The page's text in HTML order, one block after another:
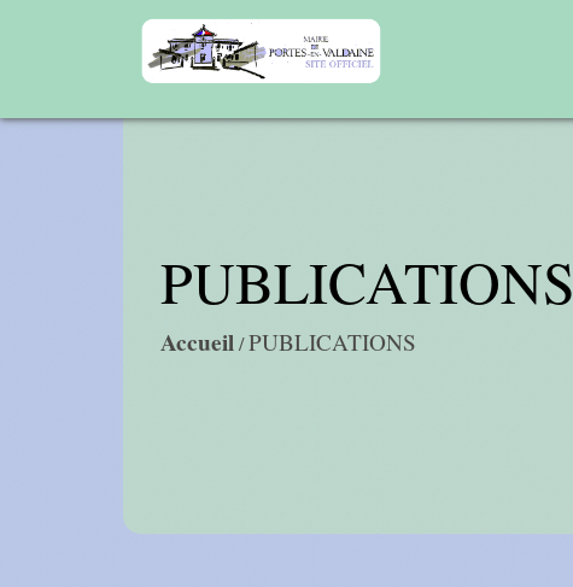
PUBLICATIONS
Accueil/PUBLICATIONS